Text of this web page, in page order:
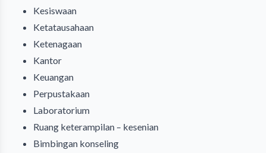
Kesiswaan
Ketatausahaan
Ketenagaan
Kantor
Keuangan
Perpustakaan
Laboratorium
Ruang keterampilan – kesenian
Bimbingan konseling